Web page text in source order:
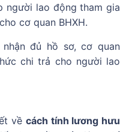
người lao động tham gia
cơ quan BHXH.
đủ hồ sơ, cơ quan
chi trả cho người lao
về cách tính lương hưu